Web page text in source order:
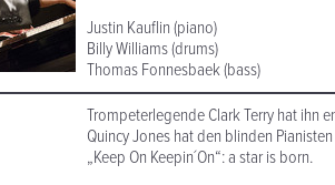
Justin Kauflin (piano)
Billy Williams (drums)
Thomas Fonnesbaek (bass)
Trompeterlegende Clark Terry hat ihn
Quincy Jones hat den blinden
„Keep On Keepin´On“: a star is born.